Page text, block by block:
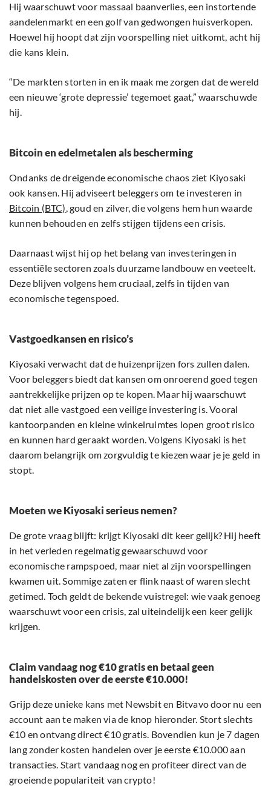
Hij waarschuwt voor massaal baanverlies, een instortende
aandelenmarkt en een golf van gedwongen huisverkopen.
Hoewel hij hoopt dat zijn voorspelling niet uitkomt, acht hij
die kans klein.
“De markten storten in en ik maak me zorgen dat de wereld
een nieuwe ‘grote depressie’ tegemoet gaat,” waarschuwde
hij.
Bitcoin en edelmetalen als bescherming
Ondanks de dreigende economische chaos ziet Kiyosaki
ook kansen. Hij adviseert beleggers om te investeren in
Bitcoin (BTC), goud en zilver, die volgens hem hun waarde
kunnen behouden en zelfs stijgen tijdens een crisis.
Daarnaast wijst hij op het belang van investeringen in
essentiële sectoren zoals duurzame landbouw en veeteelt.
Deze blijven volgens hem cruciaal, zelfs in tijden van
economische tegenspoed.
Vastgoedkansen en risico’s
Kiyosaki verwacht dat de huizenprijzen fors zullen dalen.
Voor beleggers biedt dat kansen om onroerend goed tegen
aantrekkelijke prijzen op te kopen. Maar hij waarschuwt
dat niet alle vastgoed een veilige investering is. Vooral
kantoorpanden en kleine winkelruimtes lopen groot risico
en kunnen hard geraakt worden. Volgens Kiyosaki is het
daarom belangrijk om zorgvuldig te kiezen waar je je geld in
stopt.
Moeten we Kiyosaki serieus nemen?
De grote vraag blijft: krijgt Kiyosaki dit keer gelijk? Hij heeft
in het verleden regelmatig gewaarschuwd voor
economische rampspoed, maar niet al zijn voorspellingen
kwamen uit. Sommige zaten er flink naast of waren slecht
getimed. Toch geldt de bekende vuistregel: wie vaak genoeg
waarschuwt voor een crisis, zal uiteindelijk een keer gelijk
krijgen.
Claim vandaag nog €10 gratis en betaal geen
handelskosten over de eerste €10.000!
Grijp deze unieke kans met Newsbit en Bitvavo door nu een
account aan te maken via de knop hieronder. Stort slechts
€10 en ontvang direct €10 gratis. Bovendien kun je 7 dagen
lang zonder kosten handelen over je eerste €10.000 aan
transacties. Start vandaag nog en profiteer direct van de
groeiende populariteit van crypto!